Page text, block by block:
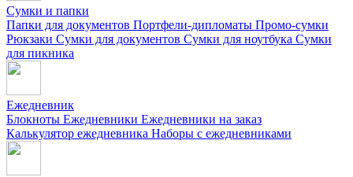
Сумки и папки
Папки для документов Портфели-дипломаты Промо-сумки
Рюкзаки Сумки для документов Сумки для ноутбука Сумки
для пикника
Ежедневник
Блокноты Ежедневники Ежедневники на заказ
Калькулятор ежедневника Наборы с ежедневниками